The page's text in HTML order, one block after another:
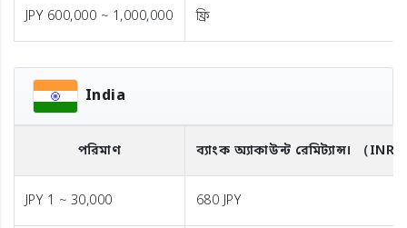
JPY 600,000 ~ 1,000,000 ফ্রি
India
পরিমাণ ব্যাংক অ্যাকাউন্ট রেমিট্যান্স। （INR）
JPY 1 ~ 30,000 680 JPY